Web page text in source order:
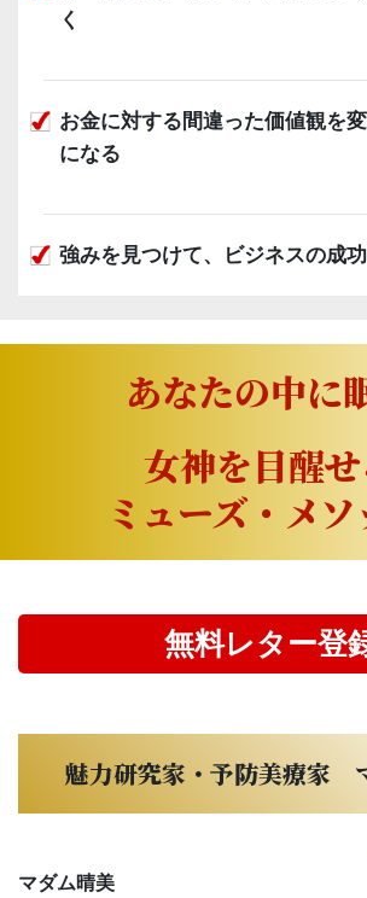
く
お金に対する間違った価値観を
になる
強みを見つけて、ビジネスの成
あなたの中に
女神を目醒
ミューズ・メソ
無料レター登
魅力研究家・予防美療家
マダム晴美